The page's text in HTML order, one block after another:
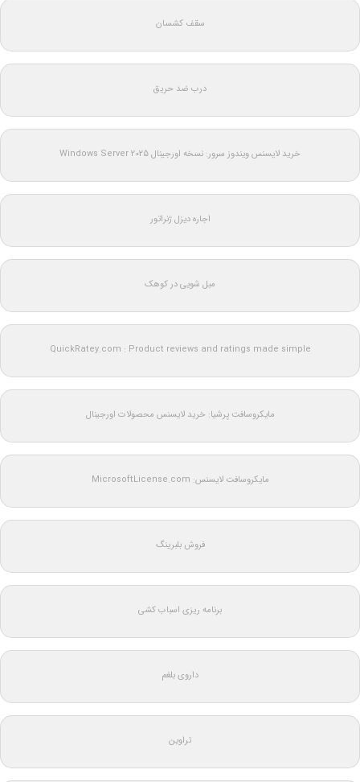
سقف کشسان
درب ضد حریق
خرید لایسنس ویندوز سرور: نسخه اورجینال Windows Server 2025
اجاره دیزل ژنراتور
مبل شویی در کوهک
QuickRatey.com : Product reviews and ratings made simple
مایکروسافت پرشیا: خرید لایسنس محصولات اورجینال
مایکروسافت لایسنس: MicrosoftLicense.com
فروش بلبرینگ
برنامه ریزی اسباب کشی
داروی بلغم
تراوین